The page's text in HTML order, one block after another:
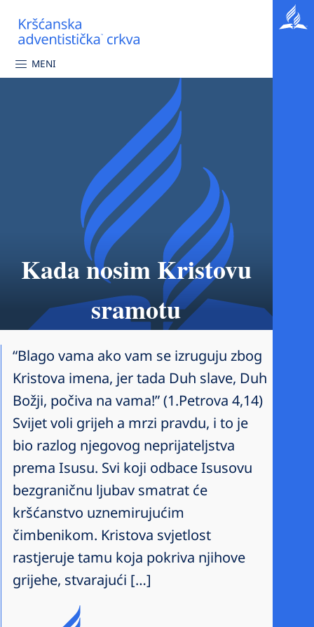
MENI
Kada nosim Kristovu
sramotu
“Blago vama ako vam se izruguju zbog
Kristova imena, jer tada Duh slave, Duh
Božji, počiva na vama!” (1.Petrova 4,14)
Svijet voli grijeh a mrzi pravdu, i to je
bio razlog njegovog neprijateljstva
prema Isusu. Svi koji odbace Isusovu
bezgraničnu ljubav smatrat će
kršćanstvo uznemirujućim
čimbenikom. Kristova svjetlost
rastjeruje tamu koja pokriva njihove
grijehe, stvarajući […]